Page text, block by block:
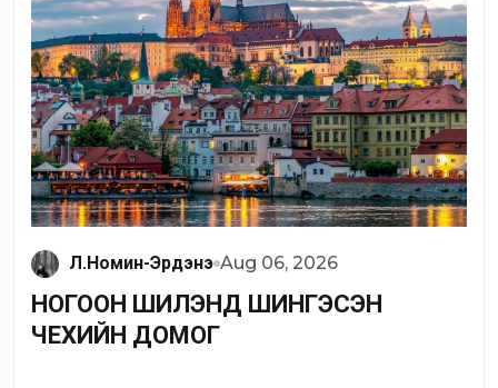
Л.Номин-Эрдэнэ Aug 06, 2026
НОГООН ШИЛЭНД ШИНГЭСЭН
ЧЕХИЙН ДОМОГ